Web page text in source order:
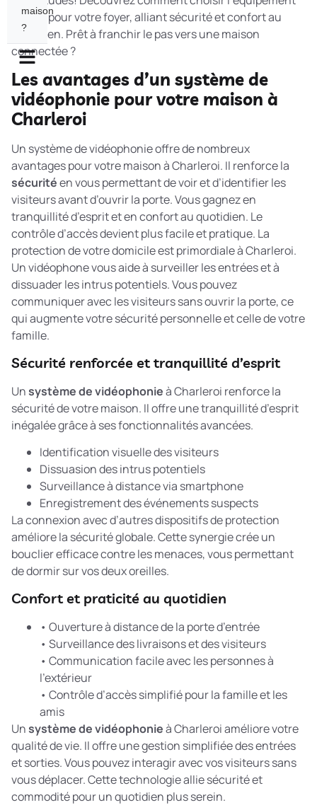
parfait pour votre foyer, alliant sécurité et confort au
quotidien. Prêt à franchir le pas vers une maison
connectée ?
Les avantages d’un système de
vidéophonie pour votre maison à
Charleroi
Un système de vidéophonie offre de nombreux
avantages pour votre maison à Charleroi. Il renforce la
sécuritéen vous permettant de voir et d’identifier les
visiteurs avant d’ouvrir la porte. Vous gagnez en
tranquillité d’esprit et en confort au quotidien. Le
contrôle d’accès devient plus facile et pratique. La
protection de votre domicileest primordiale à Charleroi.
Un vidéophone vous aide à surveiller les entrées et à
dissuader les intrus potentiels. Vous pouvez
communiquer avec les visiteurs sans ouvrir la porte, ce
qui augmente votre sécurité personnelle et celle de votre
famille.
Sécurité renforcée et tranquillité d’esprit
Unsystème de vidéophonieà Charleroi renforce la
sécurité de votre maison. Il offre une tranquillité d’esprit
inégalée grâce à ses fonctionnalités avancées.
Identification visuelle des visiteurs
Dissuasion des intrus potentiels
Surveillance à distance via smartphone
Enregistrement des événements suspects
Laconnexion avec d’autres dispositifs de protection
améliore la sécurité globale. Cette synergie crée un
bouclier efficace contre les menaces, vous permettant
de dormir sur vos deux oreilles.
Confort et praticité au quotidien
• Ouverture à distance de la porte d’entrée
• Surveillance des livraisons et des visiteurs
• Communication facile avec les personnes à
l’extérieur
• Contrôle d’accès simplifié pour la famille et les
amis
Unsystème de vidéophonieà Charleroi améliore votre
qualité de vie. Il offre une gestion simplifiée des entrées
et sorties. Vous pouvez interagir avec vos visiteurs sans
vous déplacer. Cette technologie allie sécurité et
commodité pour un quotidien plus serein.
maison
?